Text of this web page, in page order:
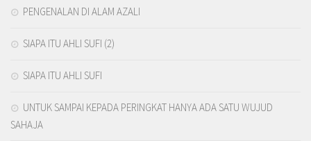
PENGENALAN DI ALAM AZALI
SIAPA ITU AHLI SUFI (2)
SIAPA ITU AHLI SUFI
UNTUK SAMPAI KEPADA PERINGKAT HANYA ADA SATU WUJUD
SAHAJA